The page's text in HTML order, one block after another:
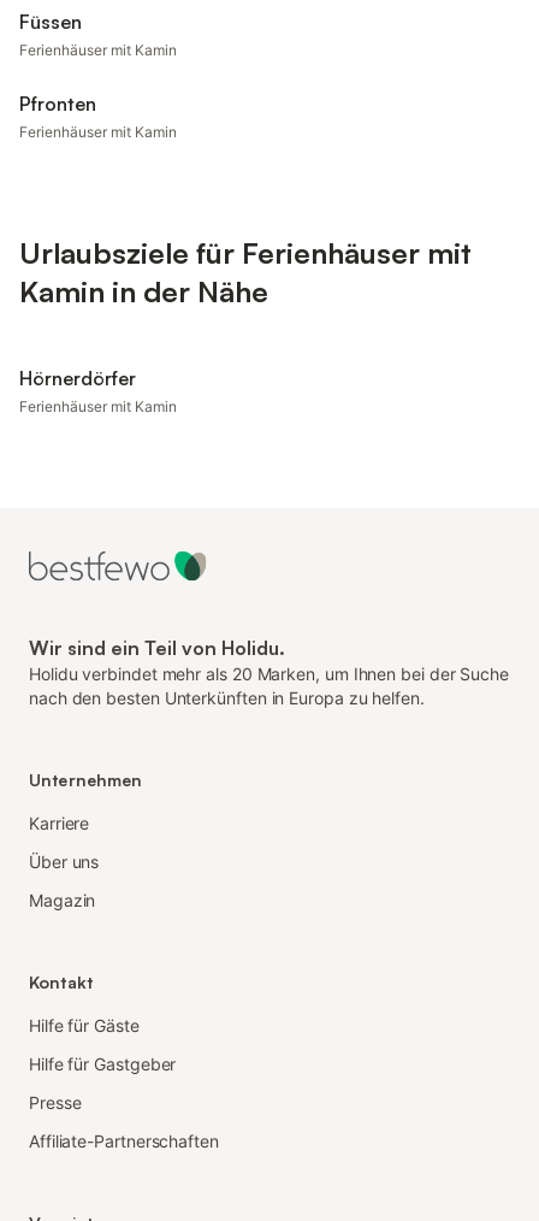
Füssen
Ferienhäuser mit Kamin
Pfronten
Ferienhäuser mit Kamin
Urlaubsziele für Ferienhäuser mit
Kamin in der Nähe
Hörnerdörfer
Ferienhäuser mit Kamin
Wir sind ein Teil von Holidu.
Holidu verbindet mehr als 20 Marken, um Ihnen bei der Suche
nach den besten Unterkünften in Europa zu helfen.
Unternehmen
Karriere
Über uns
Magazin
Kontakt
Hilfe für Gäste
Hilfe für Gastgeber
Presse
Affiliate-Partnerschaften